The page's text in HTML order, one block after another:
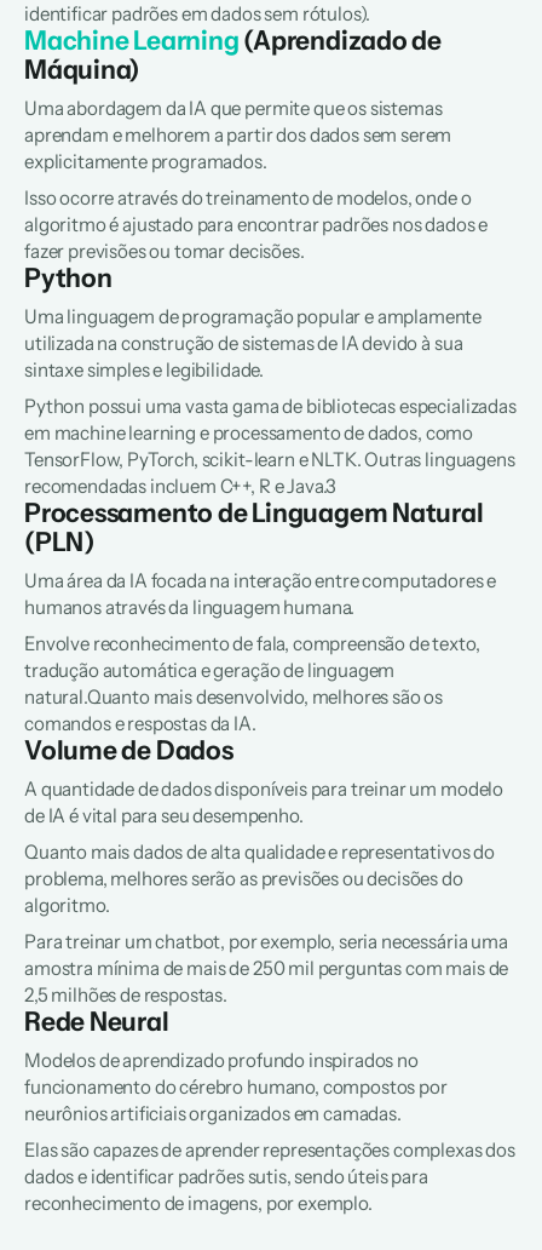
identificar padrões em dados sem rótulos).
Machine Learning (Aprendizado de
Máquina)
Uma abordagem da IA que permite que os sistemas
aprendam e melhorem a partir dos dados sem serem
explicitamente programados.
Isso ocorre através do treinamento de modelos, onde o
algoritmo é ajustado para encontrar padrões nos dados e
fazer previsões ou tomar decisões.
Python
Uma linguagem de programação popular e amplamente
utilizada na construção de sistemas de IA devido à sua
sintaxe simples e legibilidade.
Python possui uma vasta gama de bibliotecas especializadas
em machine learning e processamento de dados, como
TensorFlow, PyTorch, scikit-learn e NLTK. Outras linguagens
recomendadas incluem C++, R e Java.3
Processamento de Linguagem Natural
(PLN)
Uma área da IA focada na interação entre computadores e
humanos através da linguagem humana.
Envolve reconhecimento de fala, compreensão de texto,
tradução automática e geração de linguagem
natural.Quanto mais desenvolvido, melhores são os
comandos e respostas da IA.
Volume de Dados
A quantidade de dados disponíveis para treinar um modelo
de IA é vital para seu desempenho.
Quanto mais dados de alta qualidade e representativos do
problema, melhores serão as previsões ou decisões do
algoritmo.
Para treinar um chatbot, por exemplo, seria necessária uma
amostra mínima de mais de 250 mil perguntas com mais de
2,5 milhões de respostas.
Rede Neural
Modelos de aprendizado profundo inspirados no
funcionamento do cérebro humano, compostos por
neurônios artificiais organizados em camadas.
Elas são capazes de aprender representações complexas dos
dados e identificar padrões sutis, sendo úteis para
reconhecimento de imagens, por exemplo.